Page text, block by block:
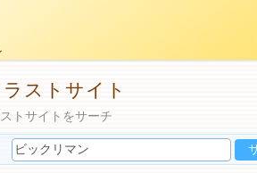
ストサイト
トサイトをサーチ